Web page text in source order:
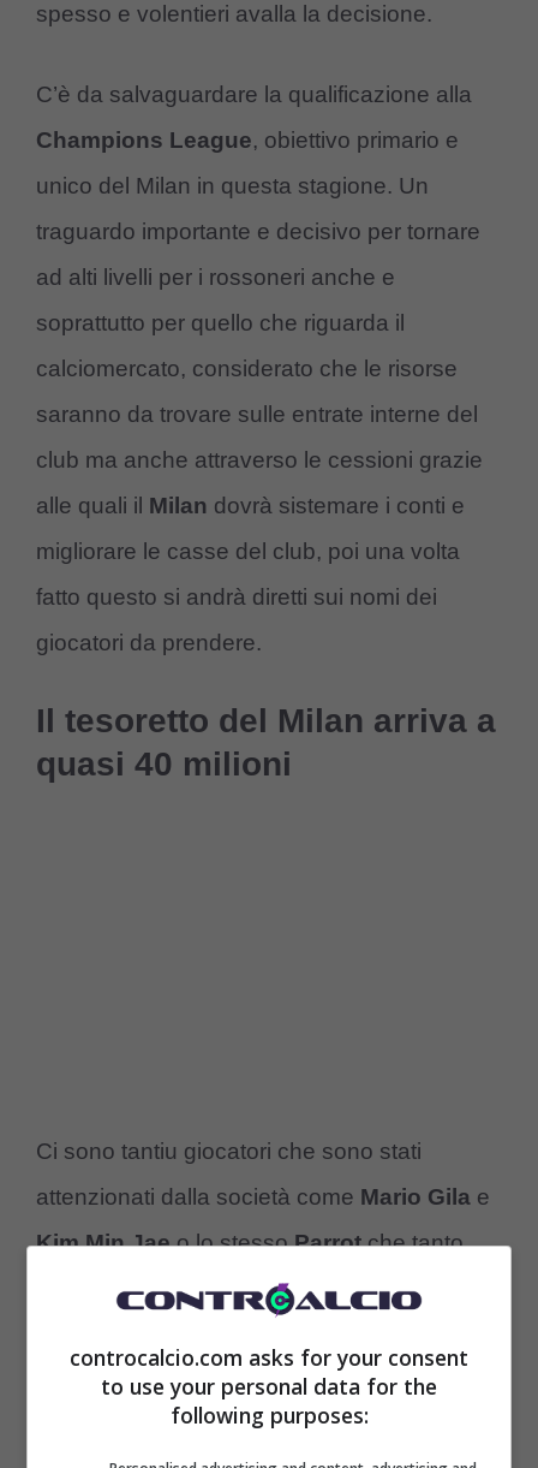
spesso e volentieri avalla la decisione.
C’è da salvaguardare la qualificazione alla
Champions League, obiettivo primario e
unico del Milan in questa stagione. Un
traguardo importante e decisivo per tornare
ad alti livelli per i rossoneri anche e
soprattutto per quello che riguarda il
calciomercato, considerato che le risorse
saranno da trovare sulle entrate interne del
club ma anche attraverso le cessioni grazie
alle quali il Milan dovrà sistemare i conti e
migliorare le casse del club, poi una volta
fatto questo si andrà diretti sui nomi dei
giocatori da prendere.
Il tesoretto del Milan arriva a
quasi 40 milioni
Ci sono tantiu giocatori che sono stati
attenzionati dalla società come Mario Gila e
Kim Min Jaeo lo stessoParrotche tanto
piace a Tare e non dispiace per niente ad
società rossonera potrà contare su alcune
entrate che sembrano quasi fisse per come
controcalcio.com asks for your consent
to use your personal data for the
following purposes: